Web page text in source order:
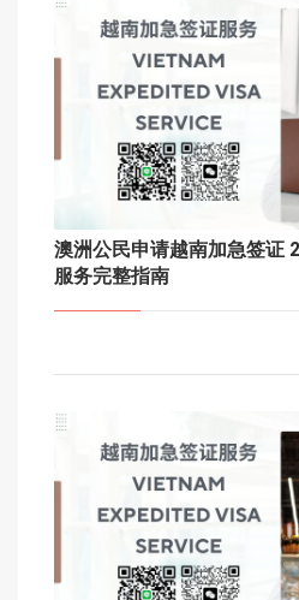
澳洲公民申请越南加急签证
服务完整指南